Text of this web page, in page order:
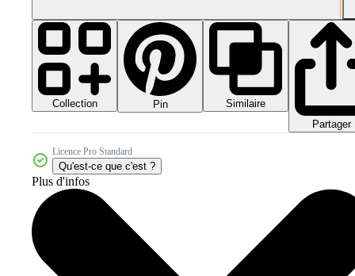
Collection Pin
Similaire
Partager
Licence Pro Standard
Qu'est-ce que c'est ?
Plus d'infos